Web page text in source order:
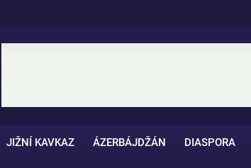
JIŽNÍ KAVKAZ ÁZERBÁJDŽÁN DIASPORA